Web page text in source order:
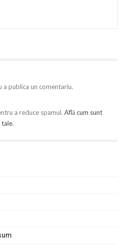
a publica un comentariu.
a reduce spamul. Află cum sunt
tale.